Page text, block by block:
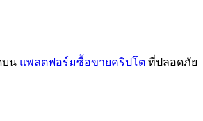
บน แพลตฟอร์มซื้อขายคริปโต ที่ปลอดภัย